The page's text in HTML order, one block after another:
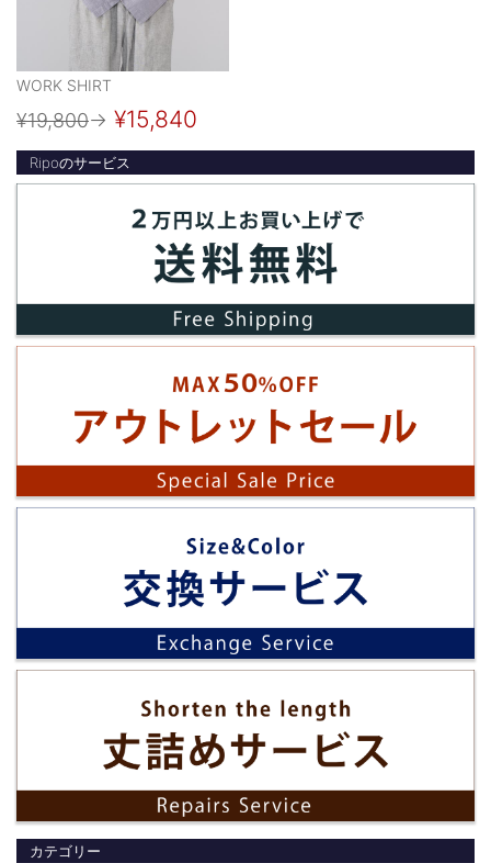
WORK SHIRT
¥19,800→ ¥15,840
Ripoのサービス
カテゴリー